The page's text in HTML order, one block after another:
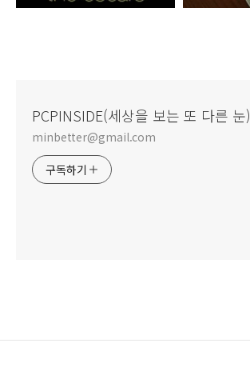
PCPINSIDE(세상을 보는 또 다른 눈)
minbetter@gmail.com
구독하기